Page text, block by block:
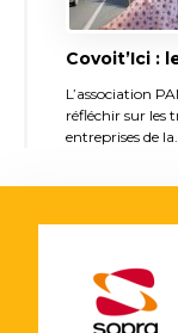
Covoit’Ici :
L’association
réfléchir sur les
entreprises de